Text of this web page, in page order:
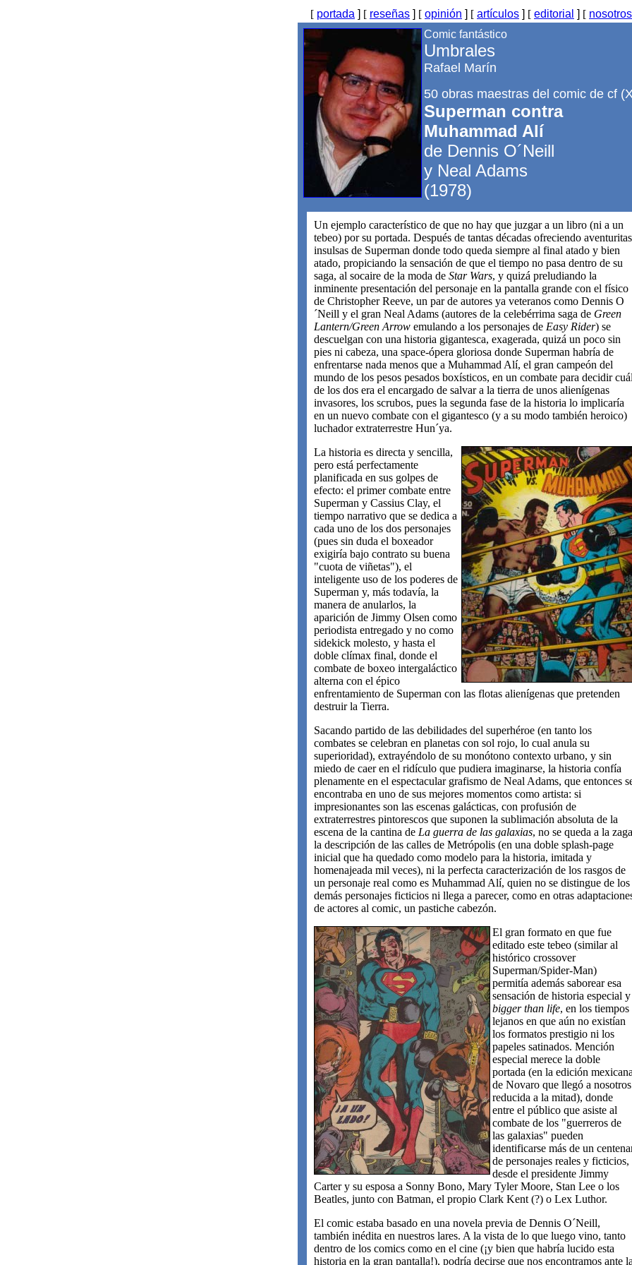
[ portada ] [ reseñas ] [ opinión ] [ artículos ] [ editorial ] [ nosotros
Comic fantástico
Umbrales
Rafael Marín
50 obras maestras del comic de cf
Superman contra
Muhammad Alí
de Dennis O´Neill
y Neal Adams
(1978)
Un ejemplo característico de que no hay que juzgar a un libro (ni a un
tebeo) por su portada. Después de tantas décadas ofreciendo aventuritas
insulsas de Superman donde todo queda siempre al final atado y bien
atado, propiciando la sensación de que el tiempo no pasa dentro de su
saga, al socaire de la moda de Star Wars, y quizá preludiando la
inminente presentación del personaje en la pantalla grande con el físico
de Christopher Reeve, un par de autores ya veteranos como Dennis O
´Neill y el gran Neal Adams (autores de la celebérrima saga de Green
Lantern/Green Arrow emulando a los personajes de Easy Rider) se
descuelgan con una historia gigantesca, exagerada, quizá un poco sin
pies ni cabeza, una space-ópera gloriosa donde Superman habría de
enfrentarse nada menos que a Muhammad Alí, el gran campeón del
mundo de los pesos pesados boxísticos, en un combate para decidir
de los dos era el encargado de salvar a la tierra de unos alienígenas
invasores, los scrubos, pues la segunda fase de la historia lo implicaría
en un nuevo combate con el gigantesco (y a su modo también heroico)
luchador extraterrestre Hun´ya.
La historia es directa y sencilla,
pero está perfectamente
planificada en sus golpes de
efecto: el primer combate entre
Superman y Cassius Clay, el
tiempo narrativo que se dedica a
cada uno de los dos personajes
(pues sin duda el boxeador
exigiría bajo contrato su buena
"cuota de viñetas"), el
inteligente uso de los poderes de
Superman y, más todavía, la
manera de anularlos, la
aparición de Jimmy Olsen como
periodista entregado y no como
sidekick molesto, y hasta el
doble clímax final, donde el
combate de boxeo intergaláctico
alterna con el épico
enfrentamiento de Superman con las flotas alienígenas que pretenden
destruir la Tierra.
Sacando partido de las debilidades del superhéroe (en tanto los
combates se celebran en planetas con sol rojo, lo cual anula su
superioridad), extrayéndolo de su monótono contexto urbano, y sin
miedo de caer en el ridículo que pudiera imaginarse, la historia confía
plenamente en el espectacular grafismo de Neal Adams, que entonces
encontraba en uno de sus mejores momentos como artista: si
impresionantes son las escenas galácticas, con profusión de
extraterrestres pintorescos que suponen la sublimación absoluta de la
escena de la cantina de La guerra de las galaxias, no se queda a la zaga
la descripción de las calles de Metrópolis (en una doble splash-page
inicial que ha quedado como modelo para la historia, imitada y
homenajeada mil veces), ni la perfecta caracterización de los rasgos de
un personaje real como es Muhammad Alí, quien no se distingue de los
demás personajes ficticios ni llega a parecer, como en otras
de actores al comic, un pastiche cabezón.
El gran formato en que fue
editado este tebeo (similar al
histórico crossover
Superman/Spider-Man)
permitía además saborear esa
sensación de historia especial y
bigger than life, en los tiempos
lejanos en que aún no existían
los formatos prestigio ni los
papeles satinados. Mención
especial merece la doble
portada (en la edición
de Novaro que llegó a nosotros
reducida a la mitad), donde
entre el público que asiste al
combate de los "guerreros de
las galaxias" pueden
identificarse más de un
de personajes reales y ficticios,
desde el presidente Jimmy
Carter y su esposa a Sonny Bono, Mary Tyler Moore, Stan Lee o los
Beatles, junto con Batman, el propio Clark Kent (?) o Lex Luthor.
El comic estaba basado en una novela previa de Dennis O´Neill,
también inédita en nuestros lares. A la vista de lo que luego vino, tanto
dentro de los comics como en el cine (¡y bien que habría lucido esta
historia en la gran pantalla!), podría decirse que nos encontramos ante